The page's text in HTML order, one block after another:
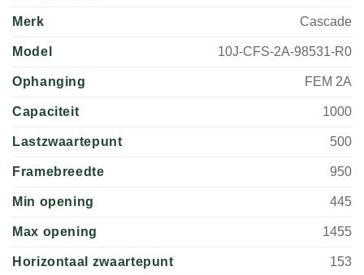
Merk Cascade
Model 10J-CFS-2A-98531-R0
Ophanging FEM 2A
Capaciteit 1000
Lastzwaartepunt 500
Framebreedte 950
Min opening 445
Max opening 1455
Horizontaal zwaartepunt 153